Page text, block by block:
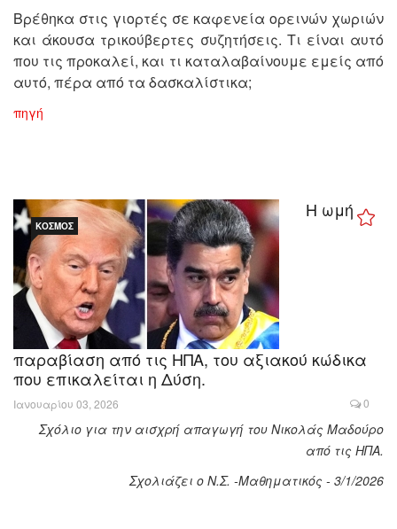
Βρέθηκα στις γιορτές σε καφενεία ορεινών χωριών
και άκουσα τρικούβερτες συζητήσεις. Τι είναι αυτό
που τις προκαλεί, και τι καταλαβαίνουμε εμείς από
αυτό, πέρα από τα δασκαλίστικα;
πηγή
ΚΌΣΜΟΣ
Η ωμή
παραβίαση από τις ΗΠΑ, του αξιακού κώδικα
που επικαλείται η Δύση.
Ιανουαρίου 03, 2026 0
Σχόλιο για την αισχρή απαγωγή του Νικολάς Μαδούρο
από τις ΗΠΑ.
Σχολιάζει ο Ν.Σ. -Μαθηματικός - 3/1/2026